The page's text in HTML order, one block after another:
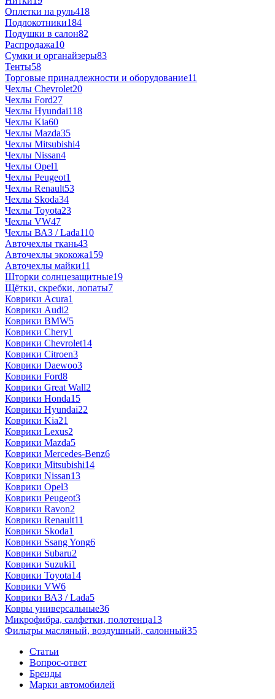
Оплетки на руль418
Подлокотники184
Подушки в салон82
Распродажа10
Сумки и органайзеры83
Тенты58
Торговые принадлежности и оборудование11
Чехлы Chevrolet20
Чехлы Ford27
Чехлы Hyundai118
Чехлы Kia60
Чехлы Mazda35
Чехлы Mitsubishi4
Чехлы Nissan4
Чехлы Opel1
Чехлы Peugeot1
Чехлы Renault53
Чехлы Skoda34
Чехлы Toyota23
Чехлы VW47
Чехлы ВАЗ / Lada110
Авточехлы ткань43
Авточехлы экокожа159
Авточехлы майки11
Шторки солнцезащитные19
Щётки, скребки, лопаты7
Коврики Acura1
Коврики Audi2
Коврики BMW5
Коврики Chery1
Коврики Chevrolet14
Коврики Citroen3
Коврики Daewoo3
Коврики Ford8
Коврики Great Wall2
Коврики Honda15
Коврики Hyundai22
Коврики Kia21
Коврики Lexus2
Коврики Mazda5
Коврики Mercedes-Benz6
Коврики Mitsubishi14
Коврики Nissan13
Коврики Opel3
Коврики Peugeot3
Коврики Ravon2
Коврики Renault11
Коврики Skoda1
Коврики Ssang Yong6
Коврики Subaru2
Коврики Suzuki1
Коврики Toyota14
Коврики VW6
Коврики ВАЗ / Lada5
Ковры универсальные36
Микрофибра, салфетки, полотенца13
Фильтры масляный, воздушный, салонный35
Статьи
Вопрос-ответ
Бренды
Марки автомобилей